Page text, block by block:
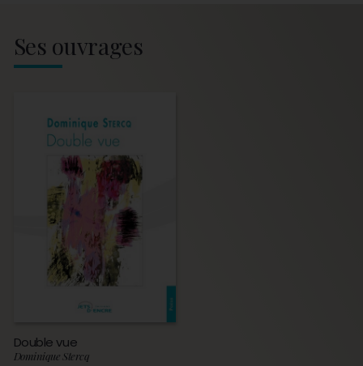
Ses ouvrages
Double vue
Dominique Stercq